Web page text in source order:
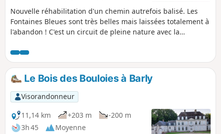
Nouvelle réhabilitation d'un chemin autrefois balisé. Les
Fontaines Bleues sont très belles mais laissées totalement à
l'abandon ! C'est un circuit de pleine nature avec la
rando "le Bois des Bouloies". Au point (7), en virant à
gauche, on se retrouve sur ce parcours (vers le lieu-dit les
Tilleuls : point (3). Le total doit alors faire environ 24 km.
Le Bois des Bouloies à Barly
Visorandonneur
11,14 km
+203 m
-200 m
3h 45
Moyenne